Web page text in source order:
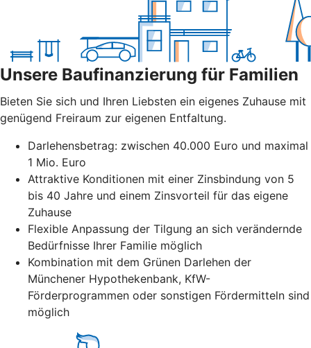
Unsere Baufinanzierung für Familien
Bieten Sie sich und Ihren Liebsten ein eigenes Zuhause mit
genügend Freiraum zur eigenen Entfaltung.
Darlehensbetrag: zwischen 40.000 Euro und maximal
1 Mio. Euro
Attraktive Konditionen mit einer Zinsbindung von 5
bis 40 Jahre und einem Zinsvorteil für das eigene
Zuhause
Flexible Anpassung der Tilgung an sich verändernde
Bedürfnisse Ihrer Familie möglich
Kombination mit dem Grünen Darlehen der
Münchener Hypothekenbank, KfW-
Förderprogrammen oder sonstigen Fördermitteln sind
möglich